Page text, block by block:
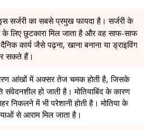
सर्जरी का सबसे प्रमुख फायदा है। सर्जरी के
के लिए छुटकारा मिल जाता है और वह साफ-साफ
कार्य जैसे पढ़ना, खाना बनाना या ड्राइविंग
सकते हैं।
आंखों में अक्सर तेज चमक होती है, जिसके
हो जाती है। मोतियाबिंद के कारण
निकलने में भी परेशानी होती है। मोतिया के
से आराम मिल जाता है।